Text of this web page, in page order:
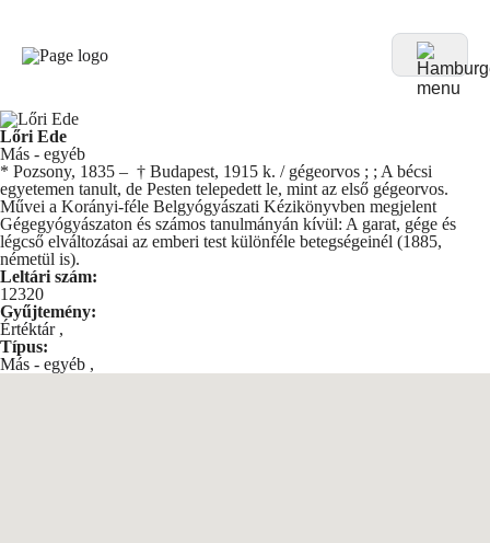
Lőri Ede
Más - egyéb
* Pozsony, 1835 – † Budapest, 1915 k. / gégeorvos ; ; A bécsi
egyetemen tanult, de Pesten telepedett le, mint az első gégeorvos.
Művei a Korányi-féle Belgyógyászati Kézikönyvben megjelent
Gégegyógyászaton és számos tanulmányán kívül: A garat, gége és
légcső elváltozásai az emberi test különféle betegségeinél (1885,
németül is).
Leltári szám:
12320
Gyűjtemény:
Értéktár ,
Típus:
Más - egyéb ,